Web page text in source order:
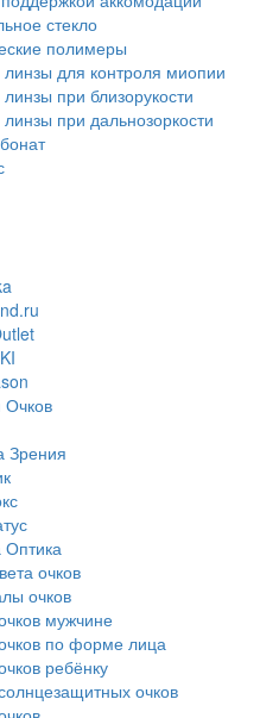
стекло
полимеры
линзы для контроля миопии
при близорукости
при дальнозоркости
Очков
Зрения
Оптика
очков
очков
мужчине
по форме лица
ребёнку
очков